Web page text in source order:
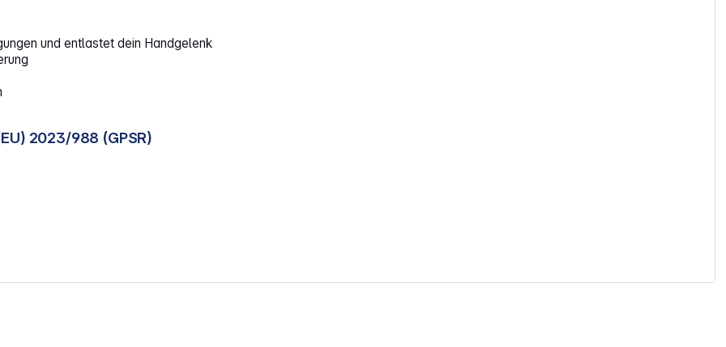
und entlastet dein Handgelenk
2023/988 (GPSR)